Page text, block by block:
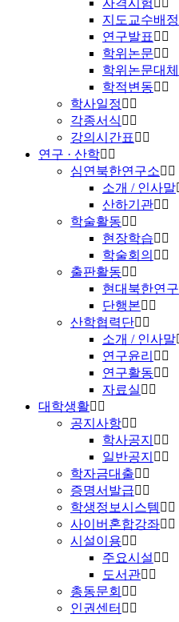
자격시험
지도교수배정
연구발표
학위논문
학위논문대체
학적변동
학사일정
각종서식
강의시간표
연구 · 산학
심연북한연구소
소개 / 인사말
산하기관
학술활동
현장학습
학술회의
출판활동
현대북한연구
단행본
산학협력단
소개 / 인사말
연구윤리
연구활동
자료실
대학생활
공지사항
학사공지
일반공지
학자금대출
증명서발급
학생정보시스템
사이버혼합강좌
시설이용
주요시설
도서관
총동문회
인권센터